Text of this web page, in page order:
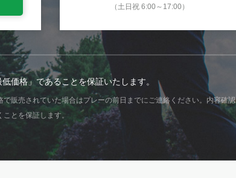
（土日祝 6:00～17:00）
価格」であることを保証いたします。
販売されていた場合はプレーの前日までにご連絡ください。内容確認
とを保証します。